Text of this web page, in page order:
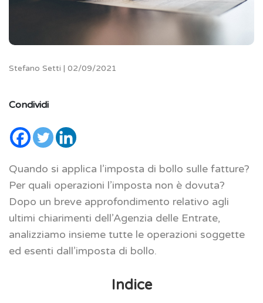
Stefano Setti | 02/09/2021
Condividi
Quando si applica l’imposta di bollo sulle fatture?
Per quali operazioni l’imposta non è dovuta?
Dopo un breve approfondimento relativo agli
ultimi chiarimenti dell’Agenzia delle Entrate,
analizziamo insieme tutte le operazioni soggette
ed esenti dall’imposta di bollo.
Indice